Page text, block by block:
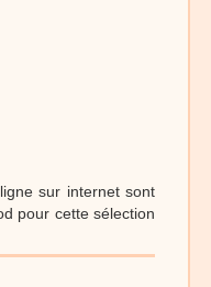
manuelle, dessins,
vidéo, un tutoriel
sur internet sont
pour cette sélection